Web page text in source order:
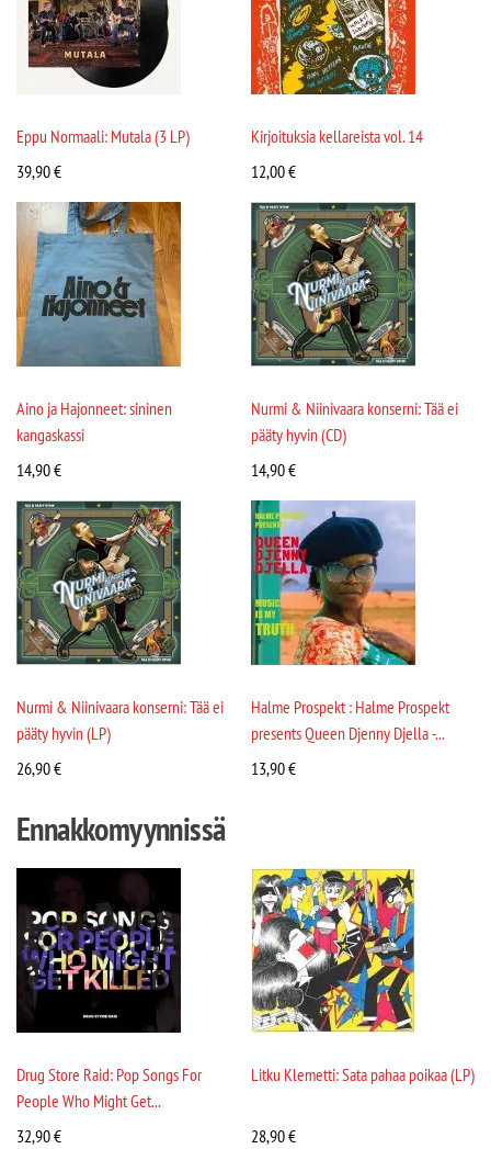
Eppu Normaali: Mutala (3 LP)
39,90€
Kirjoituksia kellareista vol. 14
12,00€
Aino ja Hajonneet: sininen
kangaskassi
14,90€
Nurmi & Niinivaara konserni: Tää ei
pääty hyvin (CD)
14,90€
Nurmi & Niinivaara konserni: Tää ei
pääty hyvin (LP)
26,90€
Halme Prospekt : Halme Prospekt
presents Queen Djenny Djella -...
13,90€
Ennakkomyynnissä
Drug Store Raid: Pop Songs For
People Who Might Get...
32,90€
Litku Klemetti: Sata pahaa poikaa (LP)
28,90€